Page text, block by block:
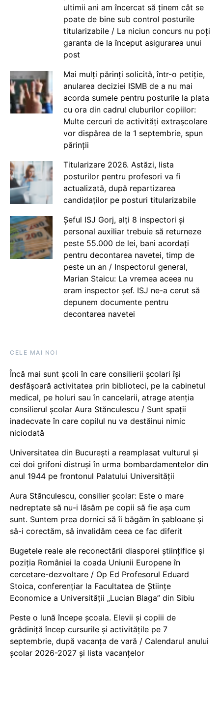
ultimii ani am încercat să ținem cât se
poate de bine sub control posturile
titularizabile / La niciun concurs nu poți
garanta de la început asigurarea unui
post
Mai mulți părinți solicită, într-o petiție,
anularea deciziei ISMB de a nu mai
acorda sumele pentru posturile la plata
cu ora din cadrul cluburilor copiilor:
Multe cercuri de activități extrașcolare
vor dispărea de la 1 septembrie, spun
părinții
Titularizare 2026. Astăzi, lista
posturilor pentru profesori va fi
actualizată, după repartizarea
candidaților pe posturi titularizabile
Șeful ISJ Gorj, alți 8 inspectori și
personal auxiliar trebuie să returneze
peste 55.000 de lei, bani acordați
pentru decontarea navetei, timp de
peste un an / Inspectorul general,
Marian Staicu: La vremea aceea nu
eram inspector șef. ISJ ne-a cerut să
depunem documente pentru
decontarea navetei
CELE MAI NOI
Încă mai sunt școli în care consilierii școlari își
desfășoară activitatea prin biblioteci, pe la cabinetul
medical, pe holuri sau în cancelarii, atrage atenția
consilierul școlar Aura Stănculescu / Sunt spații
inadecvate în care copilul nu va destăinui nimic
niciodată
Universitatea din București a reamplasat vulturul și
cei doi grifoni distruși în urma bombardamentelor din
anul 1944 pe frontonul Palatului Universității
Aura Stănculescu, consilier școlar: Este o mare
nedreptate să nu-i lăsăm pe copii să fie așa cum
sunt. Suntem prea dornici să îi băgăm în șabloane și
să-i corectăm, să invalidăm ceea ce fac diferit
Bugetele reale ale reconectării diasporei științifice și
poziția României la coada Uniunii Europene în
cercetare-dezvoltare / Op Ed Profesorul Eduard
Stoica, conferențiar la Facultatea de Științe
Economice a Universității „Lucian Blaga” din Sibiu
Peste o lună începe școala. Elevii și copiii de
grădiniță încep cursurile și activitățile pe 7
septembrie, după vacanța de vară / Calendarul anului
școlar 2026-2027 și lista vacanțelor